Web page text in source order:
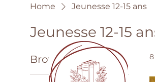
Home Jeunesse 12-15 ans
Jeunesse 12-15
Browse by